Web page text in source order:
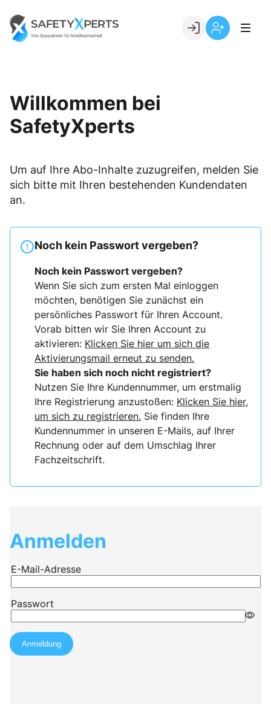
content
Go to landing page.
Willkommen bei
SafetyXperts
Um auf Ihre Abo-Inhalte zuzugreifen, melden Sie
sich bitte mit Ihren bestehenden Kundendaten
an.
Noch kein Passwort vergeben?
Noch kein Passwort vergeben?
Wenn Sie sich zum ersten Mal einloggen
möchten, benötigen Sie zunächst ein
persönliches Passwort für Ihren Account.
Vorab bitten wir Sie Ihren Account zu
aktivieren: Klicken Sie hier um sich die
Aktivierungsmail erneut zu senden.
Sie haben sich noch nicht registriert?
Nutzen Sie Ihre Kundennummer, um erstmalig
Ihre Registrierung anzustoßen: Klicken Sie hier,
um sich zu registrieren. Sie finden Ihre
Kundennummer in unseren E-Mails, auf Ihrer
Rechnung oder auf dem Umschlag Ihrer
Fachzeitschrift.
Anmelden